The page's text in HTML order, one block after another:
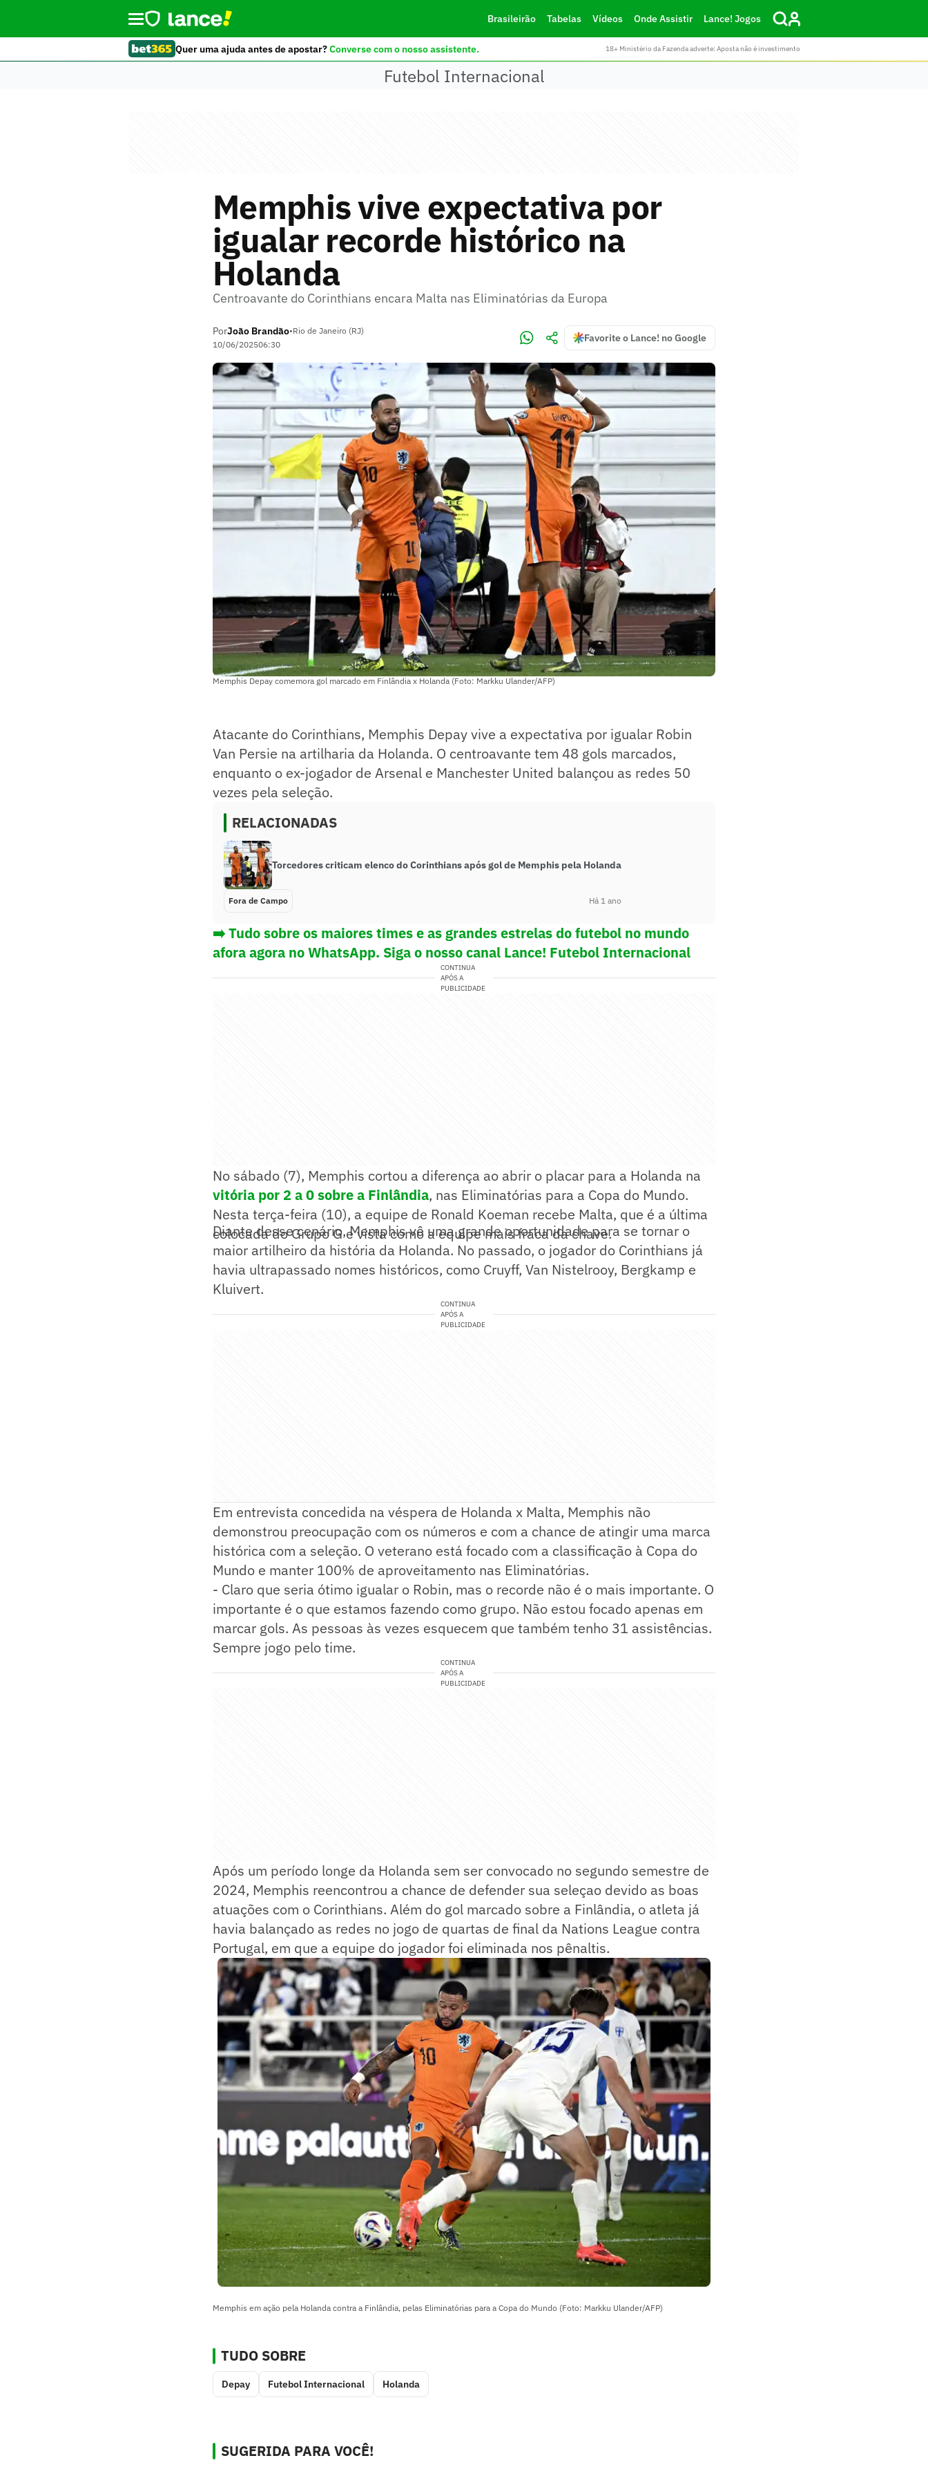
Brasileirão Tabelas Vídeos Onde Assistir Lance! Jogos
Quer uma ajuda antes de apostar?Converse com o nosso assistente. 18+ Ministério da Fazenda adverte: Aposta não é investimento
Futebol Internacional
Memphis vive expectativa por
igualar recorde histórico na
Holanda
Centroavante do Corinthians encara Malta nas Eliminatórias da Europa
PorJoão Brandão•Rio de Janeiro (RJ)
10/06/202506:30
Favorite o Lance! no Google
Memphis Depay comemora gol marcado em Finlândia x Holanda (Foto: Markku Ulander/AFP)
Atacante do Corinthians, Memphis Depay vive a expectativa por igualar Robin
Van Persie na artilharia da Holanda. O centroavante tem 48 gols marcados,
enquanto o ex-jogador de Arsenal e Manchester United balançou as redes 50
vezes pela seleção.
RELACIONADAS
Torcedores criticam elenco do Corinthians após gol de Memphis pela Holanda
Fora de Campo Há 1 ano
➡️ Tudo sobre os maiores times e as grandes estrelas do futebol no mundo
afora agora no WhatsApp. Siga o nosso canal Lance! Futebol Internacional
CONTINUA
APÓS A
PUBLICIDADE
No sábado (7), Memphis cortou a diferença ao abrir o placar para a Holanda na
vitória por 2 a 0 sobre a Finlândia, nas Eliminatórias para a Copa do Mundo.
Nesta terça-feira (10), a equipe de Ronald Koeman recebe Malta, que é a última
colocada do Grupo G e vista como a equipe mais fraca da chave.
Diante desse cenário, Memphis vê uma grande oportunidade para se tornar o
maior artilheiro da história da Holanda. No passado, o jogador do Corinthians já
havia ultrapassado nomes históricos, como Cruyff, Van Nistelrooy, Bergkamp e
Kluivert.
CONTINUA
APÓS A
PUBLICIDADE
Em entrevista concedida na véspera de Holanda x Malta, Memphis não
demonstrou preocupação com os números e com a chance de atingir uma marca
histórica com a seleção. O veterano está focado com a classificação à Copa do
Mundo e manter 100% de aproveitamento nas Eliminatórias.
- Claro que seria ótimo igualar o Robin, mas o recorde não é o mais importante. O
importante é o que estamos fazendo como grupo. Não estou focado apenas em
marcar gols. As pessoas às vezes esquecem que também tenho 31 assistências.
Sempre jogo pelo time.
CONTINUA
APÓS A
PUBLICIDADE
Após um período longe da Holanda sem ser convocado no segundo semestre de
2024, Memphis reencontrou a chance de defender sua seleçao devido as boas
atuações com o Corinthians. Além do gol marcado sobre a Finlândia, o atleta já
havia balançado as redes no jogo de quartas de final da Nations League contra
Portugal, em que a equipe do jogador foi eliminada nos pênaltis.
Memphis em ação pela Holanda contra a Finlândia, pelas Eliminatórias para a Copa do Mundo (Foto: Markku Ulander/AFP)
TUDO SOBRE
Depay Futebol Internacional Holanda
SUGERIDA PARA VOCÊ!